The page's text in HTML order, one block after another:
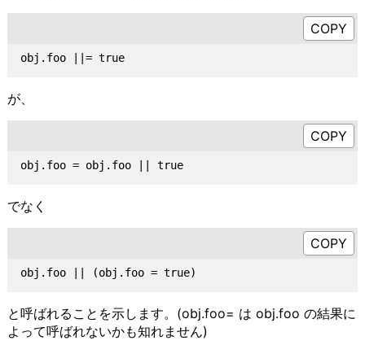
obj.foo ||= true
が、
obj.foo = obj.foo || true
でなく
と呼ばれることを示します。(obj.foo= は obj.foo の結果に
よって呼ばれないかも知れません)